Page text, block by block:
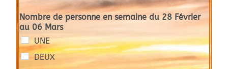
Nombre de personne en semaine du 28 Février
au 06 Mars
UNE
DEUX